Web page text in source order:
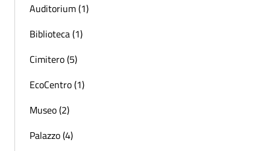
Auditorium (1)
Biblioteca (1)
Cimitero (5)
EcoCentro (1)
Museo (2)
Palazzo (4)